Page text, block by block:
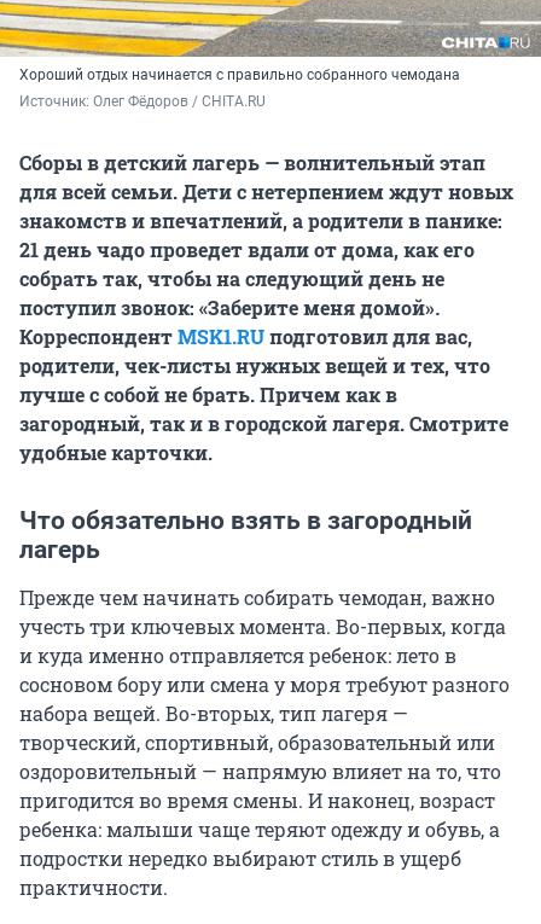
Хороший отдых начинается с правильно собранного чемодана
Источник: Олег Фёдоров / CHITA.RU
Сборы в детский лагерь — волнительный этап
для всей семьи. Дети с нетерпением ждут новых
знакомств и впечатлений, а родители в панике:
21 день чадо проведет вдали от дома, как его
собрать так, чтобы на следующий день не
поступил звонок: «Заберите меня домой».
КорреспондентMSK1.RUподготовил для вас,
родители, чек-листы нужных вещей и тех, что
лучше с собой не брать. Причем как в
загородный, так и в городской лагеря. Смотрите
удобные карточки.
Что обязательно взять в загородный
лагерь
Прежде чем начинать собирать чемодан, важно
учесть три ключевых момента. Во-первых, когда
и куда именно отправляется ребенок: лето в
сосновом бору или смена у моря требуют разного
набора вещей. Во-вторых, тип лагеря —
творческий, спортивный, образовательный или
оздоровительный — напрямую влияет на то, что
пригодится во время смены. И наконец, возраст
ребенка: малыши чаще теряют одежду и обувь, а
подростки нередко выбирают стиль в ущерб
практичности.